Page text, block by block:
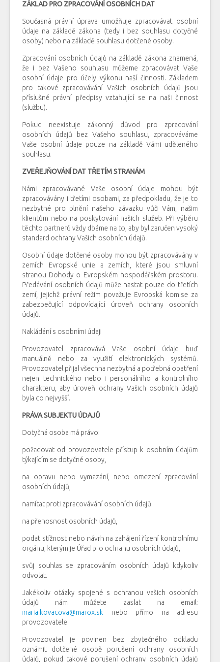
ZÁKLAD PRO ZPRACOVÁNÍ OSOBNÍCH DAT
Současná právní úprava umožňuje zpracovávat osobní
údaje na základě zákona (tedy i bez souhlasu dotyčné
osoby) nebo na základě souhlasu dotčené osoby.
Zpracování osobních údajů na základě zákona znamená,
že i bez Vašeho souhlasu můžeme zpracovávat Vaše
osobní údaje pro účely výkonu naší činnosti. Základem
pro takové zpracovávání Vašich osobních údajů jsou
příslušné právní předpisy vztahující se na naši činnost
(službu).
Pokud neexistuje zákonný důvod pro zpracování
osobních údajů bez Vašeho souhlasu, zpracováváme
Vaše osobní údaje pouze na základě Vámi uděleného
souhlasu.
ZVEŘEJŇOVÁNÍ DAT TŘETÍM STRANÁM
Námi zpracovávané Vaše osobní údaje mohou být
zpracovávány i třetími osobami, za předpokladu, že je to
nezbytné pro plnění našeho závazku vůči Vám, našim
klientům nebo na poskytování našich služeb. Při výběru
těchto partnerů vždy dbáme na to, aby byl zaručen vysoký
standard ochrany Vašich osobních údajů.
Osobní údaje dotčené osoby mohou být zpracovávány v
zemích Evropské unie a zemích, které jsou smluvní
stranou Dohody o Evropském hospodářském prostoru.
Předávání osobních údajů může nastat pouze do třetích
zemí, jejichž právní režim považuje Evropská komise za
zabezpečující odpovídající úroveň ochrany osobních
údajů.
Nakládání s osobními údaji
Provozovatel zpracovává Vaše osobní údaje buď
manuálně nebo za využití elektronických systémů.
Provozovatel přijal všechna nezbytná a potřebná opatření
nejen technického nebo i personálního a kontrolního
charakteru, aby úroveň ochrany Vašich osobních údajů
byla co nejvyšší.
PRÁVA SUBJEKTU ÚDAJŮ
Dotyčná osoba má právo:
požadovat od provozovatele přístup k osobním údajům
týkajícím se dotyčné osoby,
na opravu nebo vymazání, nebo omezení zpracování
osobních údajů,
namítat proti zpracovávání osobních údajů
na přenosnost osobních údajů,
podat stížnost nebo návrh na zahájení řízení kontrolnímu
orgánu, kterým je Úřad pro ochranu osobních údajů,
svůj souhlas se zpracováním osobních údajů kdykoliv
odvolat.
Jakékoliv otázky spojené s ochranou vašich osobních
údajů nám můžete zaslat na email:
maria.kovacova@marox.sk nebo přímo na adresu
provozovatele.
Provozovatel je povinen bez zbytečného odkladu
oznámit dotčené osobě porušení ochrany osobních
údajů, pokud takové porušení ochrany osobních údajů